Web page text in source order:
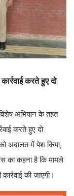
करते हुए दो
अभियान के तहत
करते हुए दो
को अदालत में पेश किया,
का कहना है कि मामले
की जाएगी।